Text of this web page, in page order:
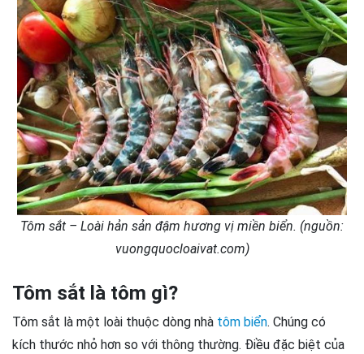
Tôm sắt – Loài hản sản đậm hương vị miền biển. (nguồn:
vuongquocloaivat.com)
Tôm sắt là tôm gì?
Tôm sắt là một loài thuộc dòng nhà tôm biển. Chúng có
kích thước nhỏ hơn so với thông thường. Điều đặc biệt của